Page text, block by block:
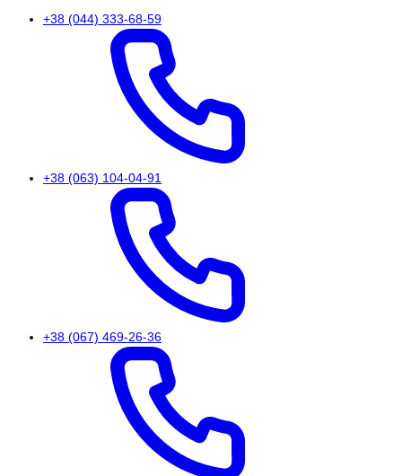
+38 (044) 333-68-59
+38 (063) 104-04-91
+38 (067) 469-26-36